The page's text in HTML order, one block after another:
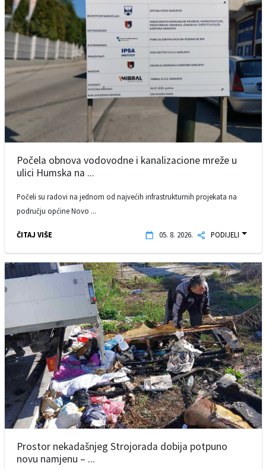
Počela obnova vodovodne i kanalizacione mreže u
ulici Humska na ...
Počeli su radovi na jednom od najvećih infrastrukturnih projekata na
području općine Novo ...
ČITAJ VIŠE 05. 8. 2026. PODIJELI
Prostor nekadašnjeg Strojorada dobija potpuno
novu namjenu – ...